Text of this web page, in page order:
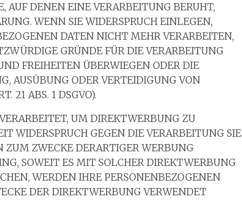
AUF DENEN EINE VERARBEITUNG BERUHT,
WENN SIE WIDERSPRUCH EINLEGEN,
DATEN NICHT MEHR VERARBEITEN,
GRÜNDE FÜR DIE VERARBEITUNG
FREIHEITEN ÜBERWIEGEN ODER DIE
AUSÜBUNG ODER VERTEIDIGUNG VON
21 ABS. 1 DSGVO).
UM DIREKTWERBUNG ZU
WIDERSPRUCH GEGEN DIE VERARBEITUNG SIE
ZUM ZWECKE DERARTIGER WERBUNG
SOWEIT ES MIT SOLCHER DIREKTWERBUNG
WERDEN IHRE PERSONENBEZOGENEN
DER DIREKTWERBUNG VERWENDET